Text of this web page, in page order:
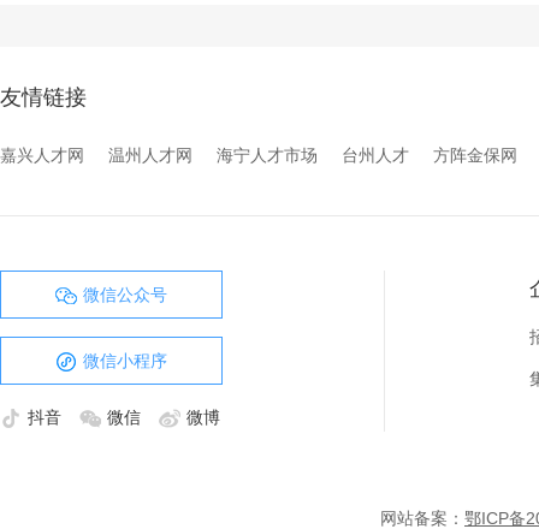
友情链接
嘉兴人才网 温州人才网 海宁人才市场 台州人才 方阵金保网
微信公众号
微信小程序
抖音 微信 微博
网站备案： 鄂ICP备